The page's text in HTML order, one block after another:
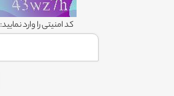
کد امنیتی را وارد نمایید: